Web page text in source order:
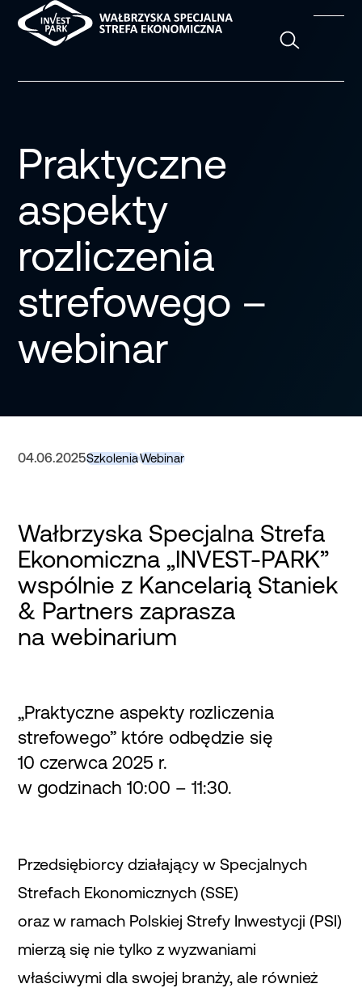
Praktyczne
aspekty
rozliczenia
strefowego –
webinar
04.06.2025SzkoleniaWebinar
Wałbrzyska Specjalna Strefa
Ekonomiczna „INVEST-PARK”
wspólnie z Kancelarią Staniek
& Partners zaprasza
na webinarium
„Praktyczne aspekty rozliczenia
strefowego” które odbędzie się
10 czerwca 2025 r.
w godzinach 10:00 – 11:30.
Przedsiębiorcy działający w Specjalnych
Strefach Ekonomicznych (SSE)
oraz w ramach Polskiej Strefy Inwestycji (PSI)
mierzą się nie tylko z wyzwaniami
właściwymi dla swojej branży, ale również